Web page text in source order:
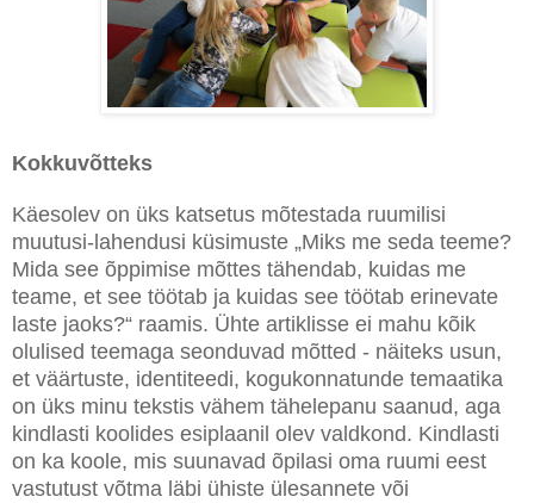
Kokkuvõtteks
Käesolev on üks katsetus mõtestada ruumilisi
muutusi-lahendusi küsimuste „Miks me seda teeme?
Mida see õppimise mõttes tähendab, kuidas me
teame, et see töötab ja kuidas see töötab erinevate
laste jaoks?“ raamis. Ühte artiklisse ei mahu kõik
olulised teemaga seonduvad mõtted - näiteks usun,
et väärtuste, identiteedi, kogukonnatunde temaatika
on üks minu tekstis vähem tähelepanu saanud, aga
kindlasti koolides esiplaanil olev valdkond. Kindlasti
on ka koole, mis suunavad õpilasi oma ruumi eest
vastutust võtma läbi ühiste ülesannete või